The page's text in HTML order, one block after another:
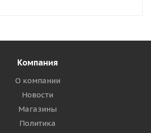
Компания
О компании
Новости
Магазины
Политика